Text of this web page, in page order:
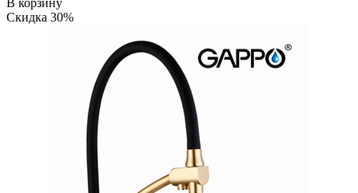
В корзину
Скидка 30%